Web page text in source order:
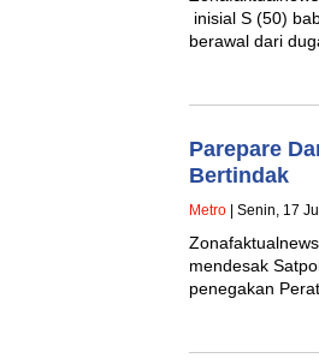
inisial S (50)
berawal dari
Parepare
Bertindak
Metro | Senin, 17
mendesak
penegakan